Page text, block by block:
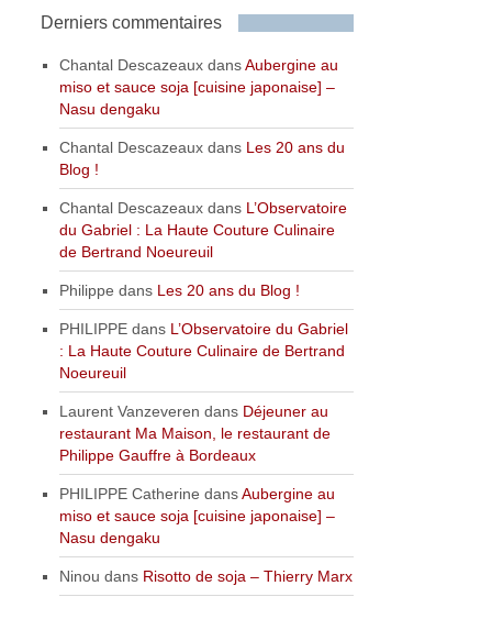
Derniers commentaires
Chantal Descazeaux dansAubergine au
miso et sauce soja [cuisine japonaise] –
Nasu dengaku
Chantal Descazeaux dans Les 20 ans du
Blog !
Chantal Descazeaux dans L’Observatoire
du Gabriel : La Haute Couture Culinaire
de Bertrand Noeureuil
Philippe dans Les 20 ans du Blog !
PHILIPPE dans L’Observatoire du Gabriel
: La Haute Couture Culinaire de Bertrand
Noeureuil
Laurent Vanzeveren dans Déjeuner au
restaurant Ma Maison, le restaurant de
Philippe Gauffre à Bordeaux
PHILIPPE Catherine dansAubergine au
miso et sauce soja [cuisine japonaise] –
Nasu dengaku
Ninou dans Risotto de soja – Thierry Marx